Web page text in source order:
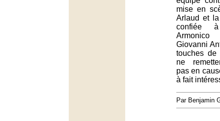
mise en
Arlaud et
confiée
Giovanni
touches de
ne
pas en
à fait
Par Benjamin